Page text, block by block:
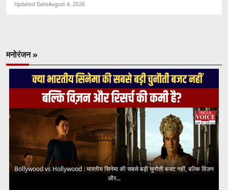
Updated DateAugust 4, 2026
मनोरंजन »
Bollywood vs Hollywood : भारतीय सिनेमा की सबसे बड़ी चुनौती बजट नहीं, बल्कि विज़न
और...